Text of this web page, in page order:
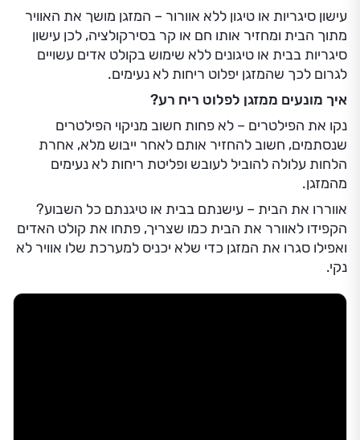
עישון סיגריות או טיגון ללא אוורור – המזגן מושך את האוויר
מתוך הבית ומחזיר אותו חם או קר בסירקולציה, לכן עישון
סיגריות בבית או טיגונים ללא שימוש בקולט אדים עשויים
לגרום לכך שהמזגן יפלוט ריחות לא נעימים.
איך מונעים ממזגן לפלוט ריח רע?
נקו את הפילטרים – לא פחות חשוב מניקוי הפילטרים
שנסתמים, חשוב להחזיר אותם לאחר ייבוש מלא, אחרת
הלחות עלולה להוביל לעובש ופליטת ריחות לא נעימים
מהמזגן.
אווררו את הבית – עישנתם בבית או טיגנתם כל השבוע?
הקפידו לאוורר את הבית כמו שצריך, פתחו את קולט האדים
ואפילו סגרו את המזגן כדי שלא יכניס למערכת שלו אוויר לא
נקי.